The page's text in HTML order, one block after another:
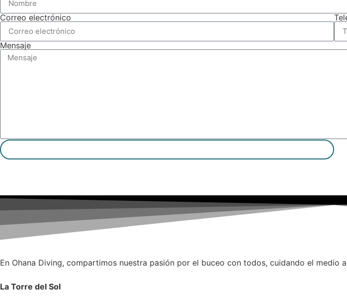
Correo electrónico
Mensaje
En Ohana Diving, compartimos nuestra pasión por el buceo con todos, cuidando el medio
La Torre del Sol